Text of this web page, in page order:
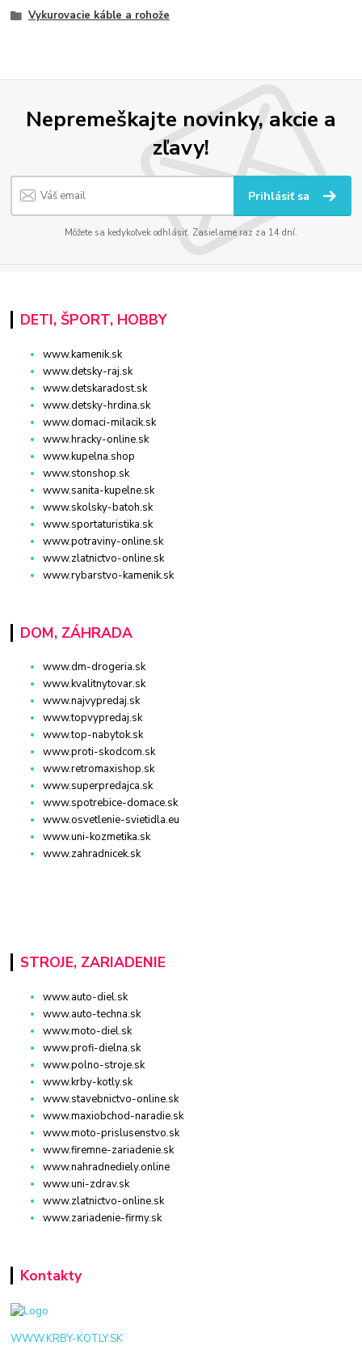
Vykurovacie káble a rohože
Nepremeškajte novinky, akcie a
zľavy!
Prihlásiť sa
Môžete sa kedykoľvek odhlásiť. Zasielame raz za 14 dní.
DETI, ŠPORT, HOBBY
www.kamenik.sk
www.detsky-raj.sk
www.detskaradost.sk
www.detsky-hrdina.sk
www.domaci-milacik.sk
www.hracky-online.sk
www.kupelna.shop
www.stonshop.sk
www.sanita-kupelne.sk
www.skolsky-batoh.sk
www.sportaturistika.sk
www.potraviny-online.sk
www.zlatnictvo-online.sk
www.rybarstvo-kamenik.sk
DOM, ZÁHRADA
www.dm-drogeria.sk
www.kvalitnytovar.sk
www.najvypredaj.sk
www.topvypredaj.sk
www.top-nabytok.sk
www.proti-skodcom.sk
www.retromaxishop.sk
www.superpredajca.sk
www.spotrebice-domace.sk
www.osvetlenie-svietidla.eu
www.uni-kozmetika.sk
www.zahradnicek.sk
STROJE, ZARIADENIE
www.auto-diel.sk
www.auto-techna.sk
www.moto-diel.sk
www.profi-dielna.sk
www.polno-stroje.sk
www.krby-kotly.sk
www.stavebnictvo-online.sk
www.maxiobchod-naradie.sk
www.moto-prislusenstvo.sk
www.firemne-zariadenie.sk
www.nahradnediely.online
www.uni-zdrav.sk
www.zlatnictvo-online.sk
www.zariadenie-firmy.sk
Kontakty
WWW.KRBY-KOTLY.SK